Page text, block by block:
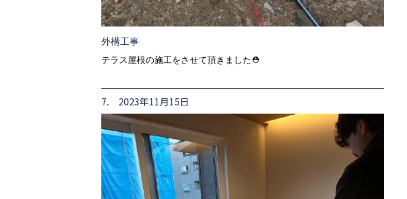
外構工事
テラス屋根の施工をさせて頂きました⛑
7. 2023年11月15日